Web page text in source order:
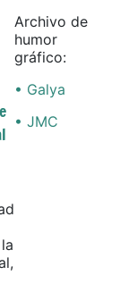
Archivo de
humor
gráfico:
• Galya
• JMC